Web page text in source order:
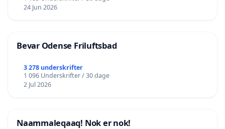
24 Jun 2026
Bevar Odense Friluftsbad
3 278 underskrifter
1 096 Underskrifter / 30 dage
2 Jul 2026
Naammaleqaaq! Nok er nok!